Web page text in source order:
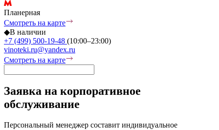
Планерная
Смотреть на карте
◆В наличии
+7 (499) 500-19-48 (10:00–23:00)
vinoteki.ru@yandex.ru
Смотреть на карте
Заявка на корпоративное
обслуживание
Персональный менеджер составит индивидуальное